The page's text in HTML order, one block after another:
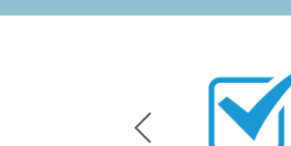
оценки, в
могут подать